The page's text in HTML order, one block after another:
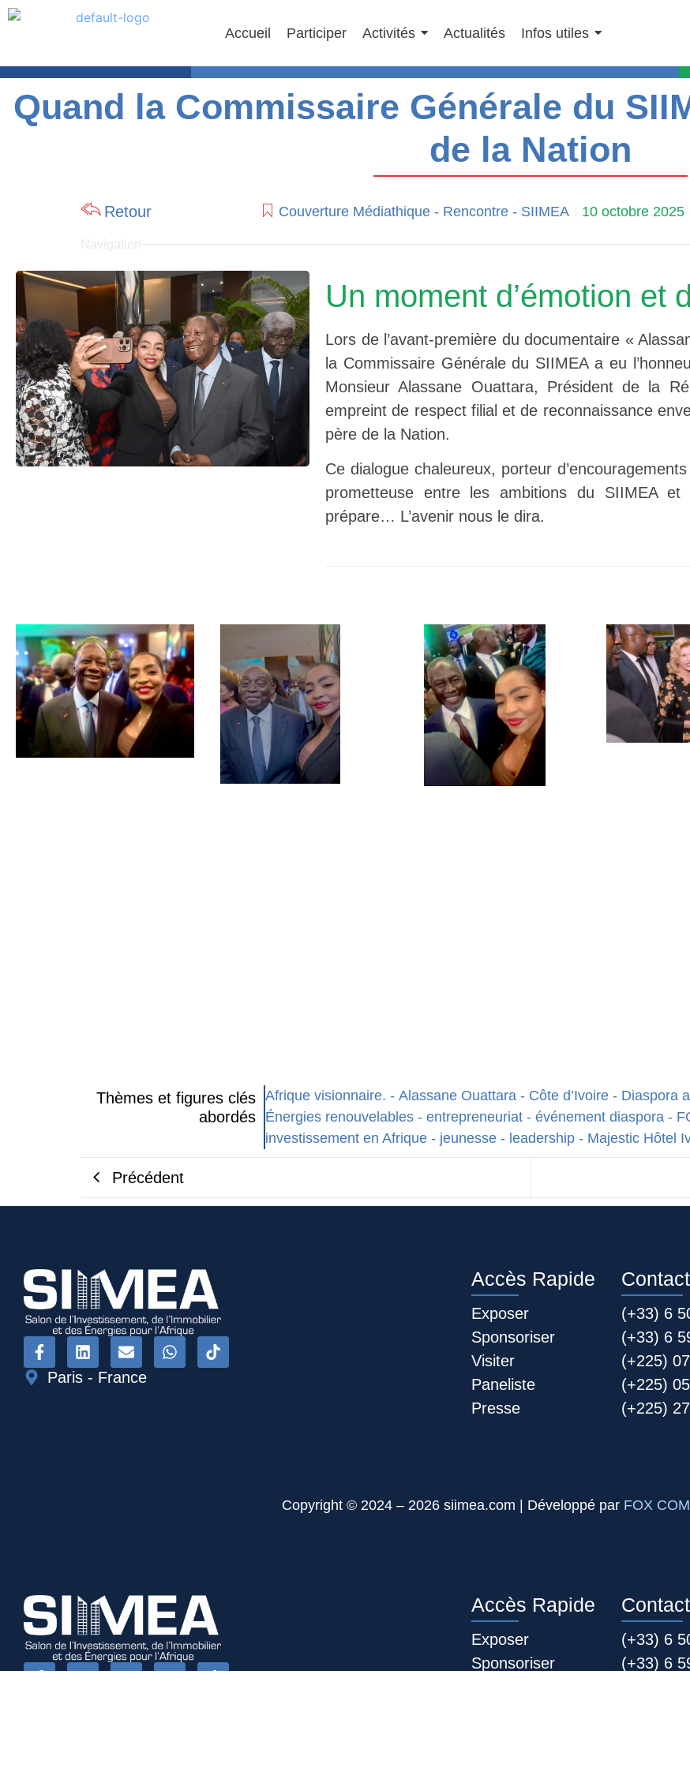
Accueil Participer Activités Actualités Infos utiles
Quand la Commissaire Générale du
de la Nation
Retour Couverture Médiathique - Rencontre - SIIMEA 10 octobre 2025
Un moment d’émotion et
Lors de l’avant-première du documentaire «
la Commissaire Générale du SIIMEA a eu
Monsieur Alassane Ouattara, Président de la
empreint de respect filial et de reconnaissance
père de la Nation.
Ce dialogue chaleureux, porteur
prometteuse entre les ambitions du SIIMEA
prépare… L’avenir nous le dira.
Thèmes et figures clés
abordés
Afrique visionnaire. - Alassane Ouattara - Côte d’Ivoire - Diaspora
Énergies renouvelables - entrepreneuriat - événement diaspora -
investissement en Afrique - jeunesse - leadership - Majestic Hôtel
Précédent
Paris - France
Accès Rapide
Exposer
Sponsoriser
Visiter
Paneliste
Presse
(+33) 6
(+33) 6
(+225)
(+225)
(+225)
Copyright © 2024 – 2026 siimea.com | Développé par FOX
Accès Rapide
Exposer
Sponsoriser
(+33) 6
(+33) 6